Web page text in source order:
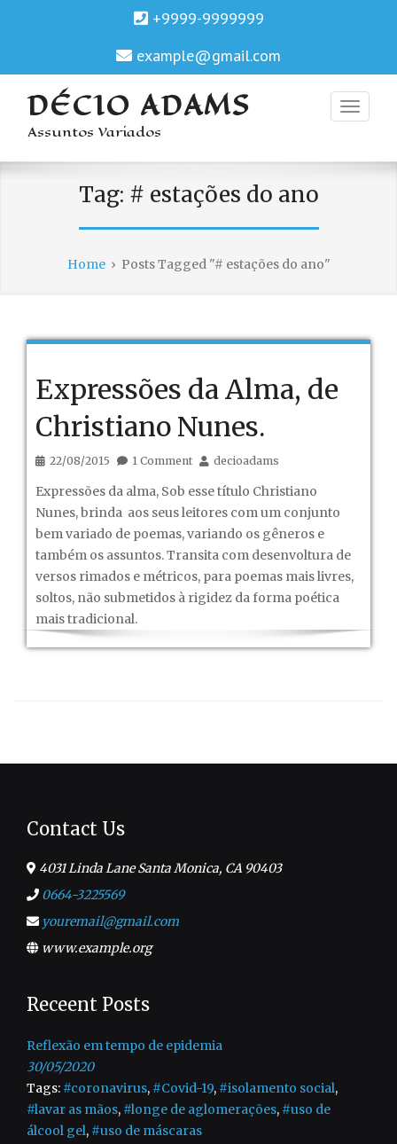
+9999-9999999
example@gmail.com
DÉCIO ADAMS
Assuntos Variados
Tag: # estações do ano
Home› Posts Tagged "# estações do ano"
Expressões da Alma, de
Christiano Nunes.
22/08/2015 1 Comment decioadams
Expressões da alma, Sob esse título Christiano
Nunes, brinda aos seus leitores com um conjunto
bem variado de poemas, variando os gêneros e
também os assuntos. Transita com desenvoltura de
versos rimados e métricos, para poemas mais livres,
soltos, não submetidos à rigidez da forma poética
mais tradicional.
Contact Us
4031 Linda Lane Santa Monica, CA 90403
0664-3225569
youremail@gmail.com
www.example.org
Receent Posts
Reflexão em tempo de epidemia
30/05/2020
Tags: #coronavirus, #Covid-19, #isolamento social,
#lavar as mãos, #longe de aglomerações, #uso de
álcool gel, #uso de máscaras